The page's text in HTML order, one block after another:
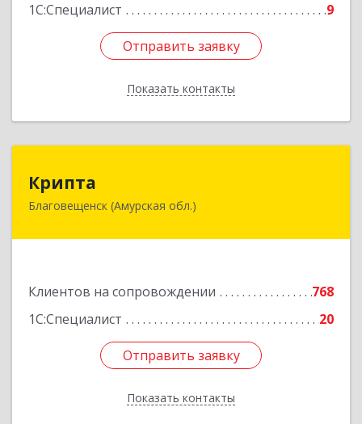
1С:Специалист
9
Отправить заявку
Показать контакты
Отправить заявку
Назад
Крипта
Благовещенск (Амурская обл.)
Клиентов на сопровождении
768
1С:Специалист
20
Отправить заявку
Показать контакты
675000, Амурская обл, Благовещенск г,
Отправить заявку
Назад